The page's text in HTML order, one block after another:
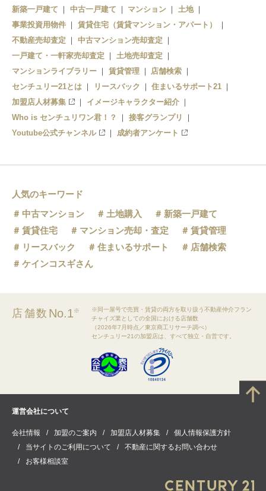
新築一戸建て 中古一戸建て マンション
土地
事業投資用物件
賃貸住宅（賃貸マンション・アパート）
不動産売却査定
中古マンション売却査定
一戸建て・一軒家売却査定
土地売却査定
マンションライブラリー
賃貸管理
店舗検索
センチュリー21とは
リースバック
住まいるサポート21
加盟店人材募集
イメージキャラクター紹介
Who is センチュリワン君！？
接客グランプリ
Youtube公式チャンネル
成約者アンケート
人気のキーワード
中古マンション
土地購入
新築一戸建て
賃貸住宅
マンション売却・査定
賃貸管理
リースバック
住まいるサポート
店舗検索
ケインコスギさん
店舗数 No.1※
※同一屋号で売買・賃貸の両方を取り扱う不動産仲介フラン
チャイズ業としての全国における店舗数
（2026年7月時点／東京商工リサーチ調べ）
センチュリー21の加盟店は、すべて独立・自営です。
運営会社について
会社情報 加盟のご案内 加盟店人材募集
個人情報保護方針
当サイトのご利用について
不動産に関するお問い合わせ
お客様相談室